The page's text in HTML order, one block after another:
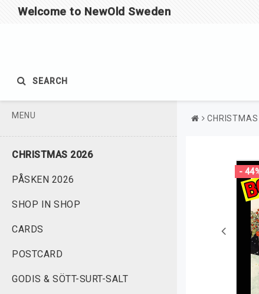
Welcome to NewOld Sweden
SEARCH
MENU
CHRISTMAS 2026
PÅSKEN 2026
SHOP IN SHOP
CARDS
POSTCARD
GODIS & SÖTT-SURT-SALT
-